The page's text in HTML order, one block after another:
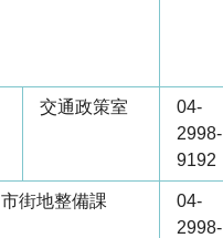
交通政策室
04-
2998-
9192
市街地整備課
04-
2998-